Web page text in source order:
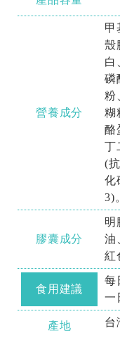
營養成分
甲
殼
白
磷
粉
糊
酪
丁
(
化
3)。
膠囊成分
明
油
紅
食用建議
每
一
產地 台